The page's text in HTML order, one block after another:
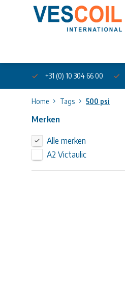
+31 (0) 10 304 66 00
Home Tags 500 psi
Merken
Alle merken
A2 Victaulic